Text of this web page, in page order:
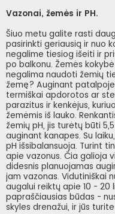
Vazonai, žemės ir PH.
Šiuo metu galite rasti
pasirinkti geriausią ir nuo
negalime tiesiog išeiti ir
po balkonu. Žemės
negalima naudoti žemių
žemę? Auginant
termiškai apdorotos ar
parazitus ir kenkėjus,
žemėmis iš lauko.
žemių pH, jis turėtų būti
auginant kanapes. Su
pH išsibalansuoja. Turint
apie vazonus. Čia galioja
didesnis planuojamas
jam vazonas. Vidutiniškai
augalui reiktų apie 10 - 20
papraščiausias būdas -
skyles drenažui, ir jūs